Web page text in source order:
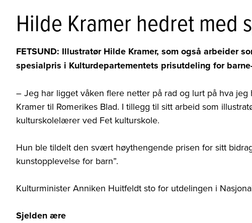
Hilde Kramer hedret med
FETSUND: Illustratør Hilde Kramer, som også arbeider
spesialpris i Kulturdepartementets prisutdeling for
– Jeg har ligget våken flere netter på rad og lurt på hva
Kramer til Romerikes Blad. I tillegg til sitt arbeid som
kulturskolelærer ved Fet kulturskole.
Hun ble tildelt den svært høythengende prisen for sitt
kunstopplevelse for barn”.
Kulturminister Anniken Huitfeldt sto for utdelingen i
Sjelden ære